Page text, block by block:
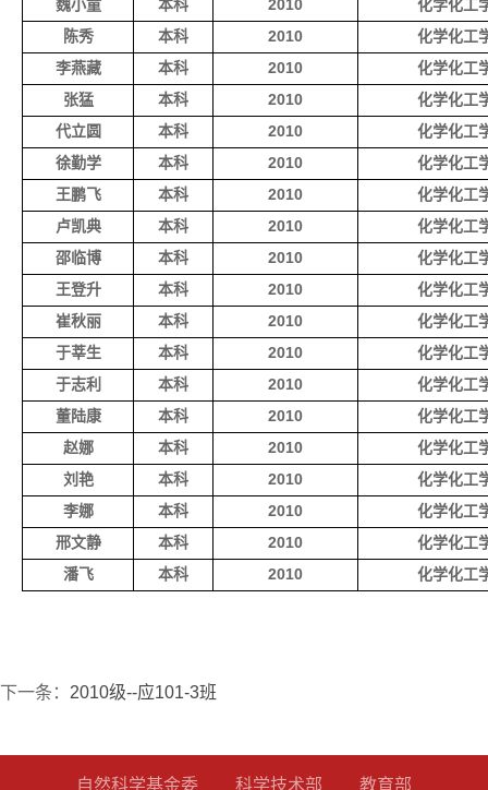
魏小童
本科 2010
化学化工
陈秀
本科 2010
化学化工
李燕藏
本科 2010
化学化工
张猛
本科 2010
化学化工
代立圆
本科 2010
化学化工
徐勤学
本科 2010
化学化工
王鹏飞
本科 2010
化学化工
卢凯典
本科 2010
化学化工
邵临博
本科 2010
化学化工
王登升
本科 2010
化学化工
崔秋丽
本科 2010
化学化工
于莘生
本科 2010
化学化工
于志利
本科 2010
化学化工
董陆康
本科 2010
化学化工
赵娜
本科 2010
化学化工
刘艳
本科 2010
化学化工
李娜
本科 2010
化学化工
邢文静
本科 2010
化学化工
潘飞
本科 2010 化学化工
下一条： 2010级--应101-3班
自然科学基金委 科学技术部 教育部